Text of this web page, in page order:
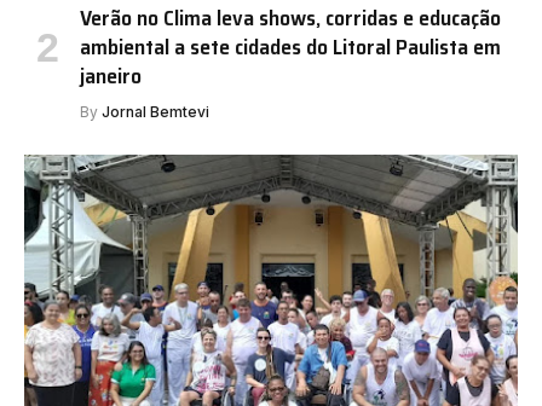
Verão no Clima leva shows, corridas e educação
ambiental a sete cidades do Litoral Paulista em
janeiro
By Jornal Bemtevi